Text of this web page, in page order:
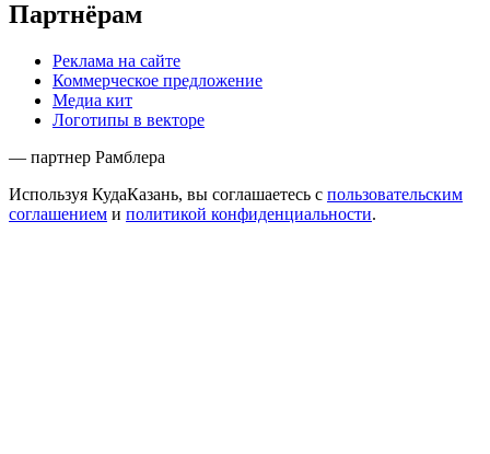
Партнёрам
Реклама на сайте
Коммерческое предложение
Медиа кит
Логотипы в векторе
— партнер Рамблера
Используя КудаКазань, вы соглашаетесь с пользовательским
соглашением и политикой конфиденциальности.